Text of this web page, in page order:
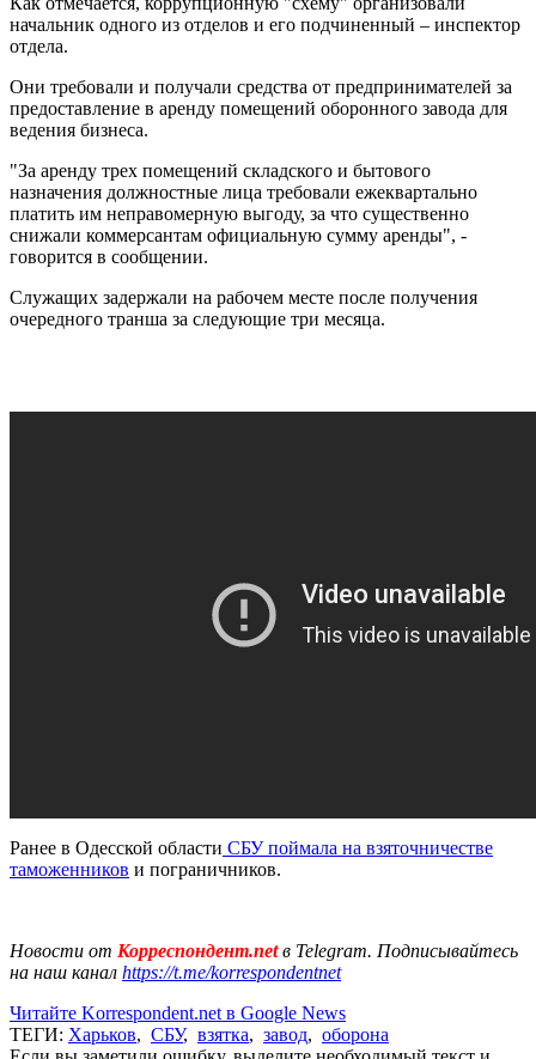
начальник одного из отделов и его подчиненный – инспектор
отдела.
Они требовали и получали средства от предпринимателей за
предоставление в аренду помещений оборонного завода для
ведения бизнеса.
"За аренду трех помещений складского и бытового
назначения должностные лица требовали ежеквартально
платить им неправомерную выгоду, за что существенно
снижали коммерсантам официальную сумму аренды", -
говорится в сообщении.
Служащих задержали на рабочем месте после получения
очередного транша за следующие три месяца.
Ранее в Одесской области СБУ поймала на взяточничестве
таможенников и пограничников.
Новости от Корреспондент.netв Telegram. Подписывайтесь
на наш канал https://t.me/korrespondentnet
Читайте Korrespondent.net в Google News
ТЕГИ: Харьков, СБУ, взятка, завод, оборона